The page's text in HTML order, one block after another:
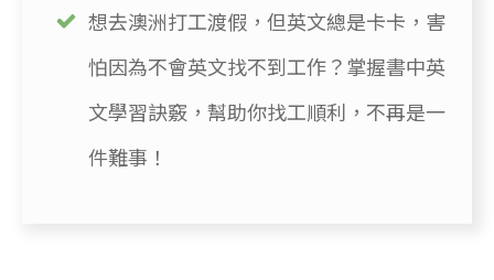
想去澳洲打工渡假，但英文總是卡卡，害
怕因為不會英文找不到工作？掌握書中英
文學習訣竅，幫助你找工順利，不再是一
件難事！